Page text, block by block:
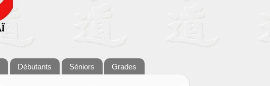
Débutants Séniors Grades